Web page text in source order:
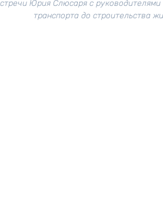
Юрия Слюсаря с
транспорта до строительства